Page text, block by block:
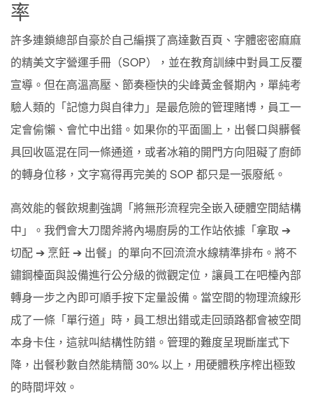
率
許多連鎖總部自豪於自己編撰了高達數百頁、字體密密麻麻
的精美文字營運手冊（SOP），並在教育訓練中對員工反覆
宣導。但在高溫高壓、節奏極快的尖峰黃金餐期內，單純考
驗人類的「記憶力與自律力」是最危險的管理賭博，員工一
定會偷懶、會忙中出錯。如果你的平面圖上，出餐口與髒餐
具回收區混在同一條通道，或者冰箱的開門方向阻礙了廚師
的轉身位移，文字寫得再完美的 SOP 都只是一張廢紙。
高效能的餐飲規劃強調「將無形流程完全嵌入硬體空間結構
中」。我們會大刀闊斧將內場廚房的工作站依據「拿取 ➔
切配 ➔ 烹飪 ➔ 出餐」的單向不回流流水線精準排布。將不
鏽鋼檯面與設備進行公分級的微觀定位，讓員工在吧檯內部
轉身一步之內即可順手按下定量設備。當空間的物理流線形
成了一條「單行道」時，員工想出錯或走回頭路都會被空間
本身卡住，這就叫結構性防錯。管理的難度呈現斷崖式下
降，出餐秒數自然能精簡 30% 以上，用硬體秩序榨出極致
的時間坪效。